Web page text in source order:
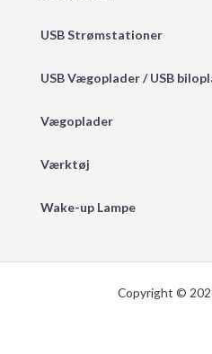
USB Strømstationer
USB Vægoplader / USB
Vægoplader
Værktøj
Wake-up Lampe
Copyright ©